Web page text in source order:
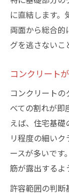
に直結します
両面から総合
グを逃さないこ
コンクリート
コンクリート
べての割れが即
えば、住宅基
リ程度の細い
ースが多いです
筋が露出するよ
許容範囲の判断